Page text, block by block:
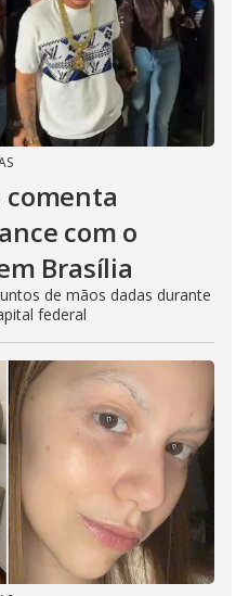
comenta
com o
Brasília
de mãos dadas durante
federal